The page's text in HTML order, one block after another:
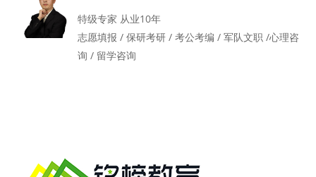
特级专家 从业10年
志愿填报 / 保研考研 / 考公考编 / 军队文职 /心理咨
询 / 留学咨询